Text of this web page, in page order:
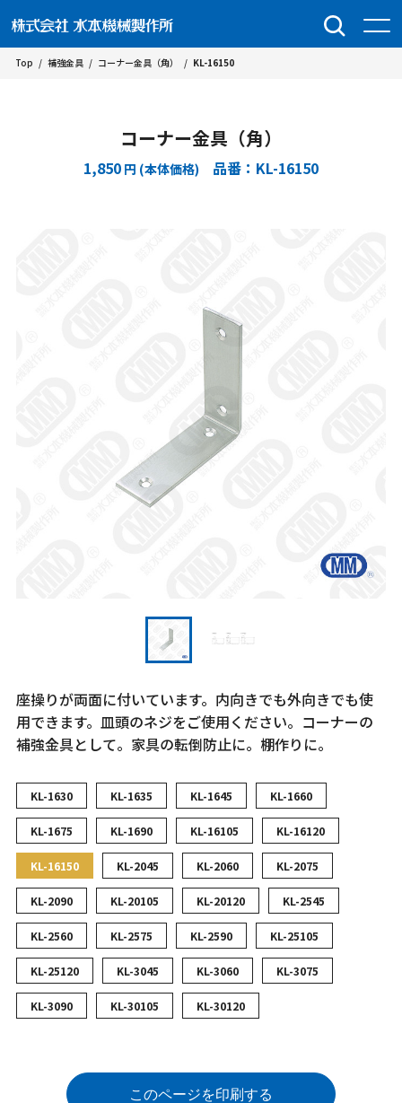
Top / 補強金具 / コーナー金具（角） / KL-16150
コーナー金具（角）
1,850 円 (本体価格) 品番：KL-16150
座操りが両面に付いています。内向きでも外向きでも使
用できます。皿頭のネジをご使用ください。コーナーの
補強金具として。家具の転倒防止に。棚作りに。
KL-1630 KL-1635 KL-1645 KL-1660
KL-1675 KL-1690 KL-16105 KL-16120
KL-16150 KL-2045 KL-2060 KL-2075
KL-2090 KL-20105 KL-20120 KL-2545
KL-2560 KL-2575 KL-2590 KL-25105
KL-25120 KL-3045 KL-3060 KL-3075
KL-3090 KL-30105 KL-30120
このページを印刷する